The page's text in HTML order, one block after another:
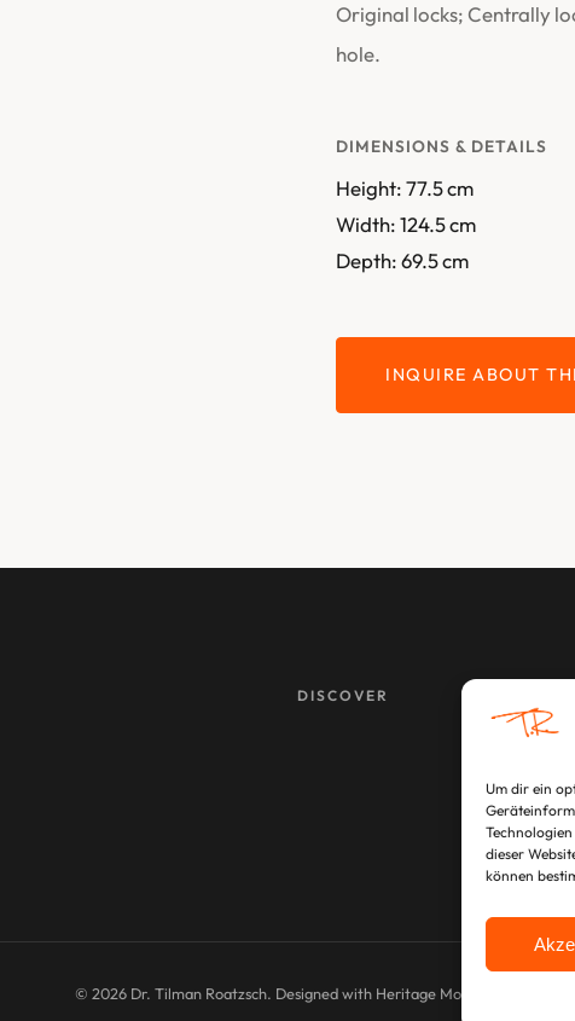
Um dir ein
dieser
können
Original locks; Centrally
hole.
DIMENSIONS & DETAILS
Height: 77.5 cm
Width: 124.5 cm
Depth: 69.5 cm
INQUIRE ABOUT
DISCOVER
© 2026 Dr. Tilman Roatzsch. Designed with Heritage Modernism.